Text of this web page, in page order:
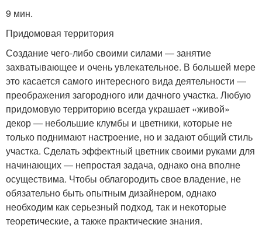
9 мин.
Придомовая территория
Создание чего-либо своими силами — занятие
захватывающее и очень увлекательное. В большей мере
это касается самого интересного вида деятельности —
преображения загородного или дачного участка. Любую
придомовую территорию всегда украшает «живой»
декор — небольшие клумбы и цветники, которые не
только поднимают настроение, но и задают общий стиль
участка. Сделать эффектный цветник своими руками для
начинающих — непростая задача, однако она вполне
осуществима. Чтобы облагородить свое владение, не
обязательно быть опытным дизайнером, однако
необходим как серьезный подход, так и некоторые
теоретические, а также практические знания.